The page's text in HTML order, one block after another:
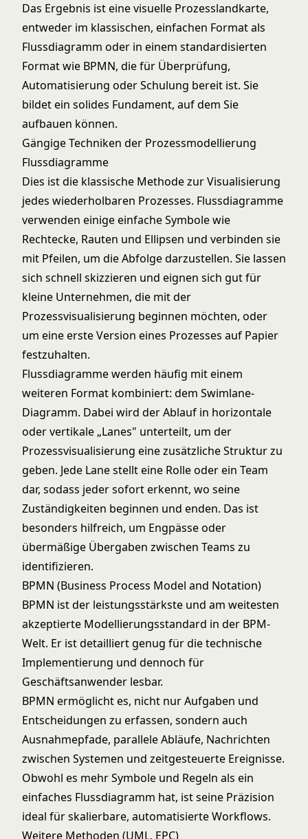
Das Ergebnis ist eine visuelle Prozesslandkarte,
entweder im klassischen, einfachen Format als
Flussdiagramm oder in einem standardisierten
Format wie BPMN, die für Überprüfung,
Automatisierung oder Schulung bereit ist. Sie
bildet ein solides Fundament, auf dem Sie
aufbauen können.
Gängige Techniken der Prozessmodellierung
Flussdiagramme
Dies ist die klassische Methode zur Visualisierung
jedes wiederholbaren Prozesses. Flussdiagramme
verwenden einige einfache Symbole wie
Rechtecke, Rauten und Ellipsen und verbinden sie
mit Pfeilen, um die Abfolge darzustellen. Sie lassen
sich schnell skizzieren und eignen sich gut für
kleine Unternehmen, die mit der
Prozessvisualisierung beginnen möchten, oder
um eine erste Version eines Prozesses auf Papier
festzuhalten.
Flussdiagramme werden häufig mit einem
weiteren Format kombiniert: dem Swimlane-
Diagramm. Dabei wird der Ablauf in horizontale
oder vertikale „Lanes" unterteilt, um der
Prozessvisualisierung eine zusätzliche Struktur zu
geben. Jede Lane stellt eine Rolle oder ein Team
dar, sodass jeder sofort erkennt, wo seine
Zuständigkeiten beginnen und enden. Das ist
besonders hilfreich, um Engpässe oder
übermäßige Übergaben zwischen Teams zu
identifizieren.
BPMN (Business Process Model and Notation)
BPMN ist der leistungsstärkste und am weitesten
akzeptierte Modellierungsstandard in der BPM-
Welt. Er ist detailliert genug für die technische
Implementierung und dennoch für
Geschäftsanwender lesbar.
BPMN ermöglicht es, nicht nur Aufgaben und
Entscheidungen zu erfassen, sondern auch
Ausnahmepfade, parallele Abläufe, Nachrichten
zwischen Systemen und zeitgesteuerte Ereignisse.
Obwohl es mehr Symbole und Regeln als ein
einfaches Flussdiagramm hat, ist seine Präzision
ideal für skalierbare, automatisierte Workflows.
Weitere Methoden (UML, EPC)